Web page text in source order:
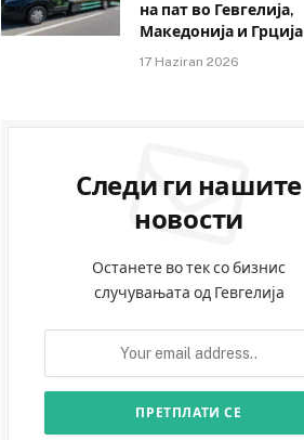
на пат во Гевгелија,
Македонија и Грција
17 Haziran 2026
Следи ги нашите
новости
Останете во тек со бизнис
случувањата од Гевгелија